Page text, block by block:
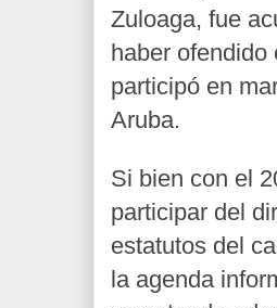
Zuloaga, fue
haber
participó en
Aruba.
Si bien con el
participar del
estatutos del
la agenda